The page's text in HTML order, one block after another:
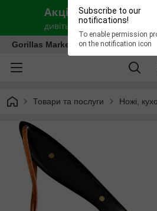
Subscribe to our
notifications!
To enable permission
on the notification icon
Gorillas Market
Товари та послуги Ножі,